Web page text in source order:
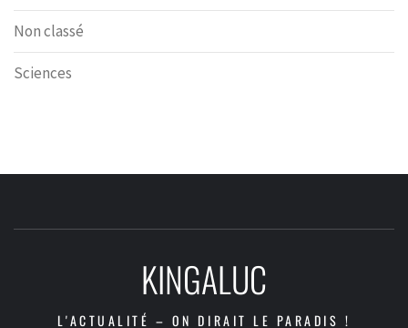
Non classé
Sciences
KINGALUC
L'ACTUALITÉ – ON DIRAIT LE PARADIS !